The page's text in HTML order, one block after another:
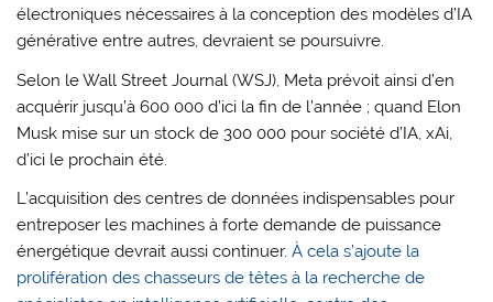
électroniques nécessaires à la conception des modèles d’IA
générative entre autres, devraient se poursuivre.
Selon le Wall Street Journal (WSJ), Meta prévoit ainsi d’en
acquérir jusqu’à 600 000 d’ici la fin de l’année ; quand Elon
Musk mise sur un stock de 300 000 pour société d’IA, xAi,
d’ici le prochain été.
L’acquisition des centres de données indispensables pour
entreposer les machines à forte demande de puissance
énergétique devrait aussi continuer.À cela s’ajoute la
prolifération des chasseurs de têtes à la recherche de